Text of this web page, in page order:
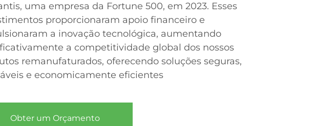
uma empresa da Fortune 500, em 2023. Esses
proporcionaram apoio financeiro e
a inovação tecnológica, aumentando
a competitividade global dos nossos
remanufaturados, oferecendo soluções seguras,
e economicamente eficientes
Obter um Orçamento